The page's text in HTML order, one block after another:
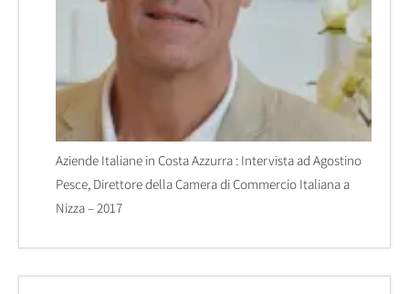
Aziende Italiane in Costa Azzurra : Intervista ad Agostino
Pesce, Direttore della Camera di Commercio Italiana a
Nizza – 2017